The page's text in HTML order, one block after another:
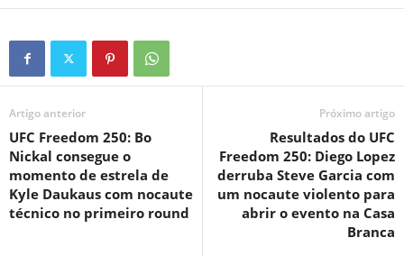
Artigo anterior
UFC Freedom 250: Bo
Nickal consegue o
momento de estrela de
Kyle Daukaus com nocaute
técnico no primeiro round
Próximo artigo
Resultados do UFC
Freedom 250: Diego Lopez
derruba Steve Garcia com
um nocaute violento para
abrir o evento na Casa
Branca